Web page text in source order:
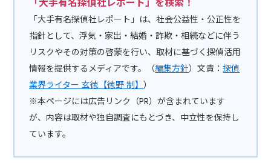
「大手有名探偵社レポート」は、社会公益性・公正性を
指針として、浮気・家出・結婚・詐欺・相続などに伴う
リスクやその対策の啓蒙を行い、取材に基づく探偵活用
情報を提供するメディアです。（編集方針）文責：探偵
業界ライター 玄徳【徳野 制】）
※本ページには広告リンク（PR）が含まれています
が、内容は取材や独自調査にもとづき、中立性を保持し
ています。